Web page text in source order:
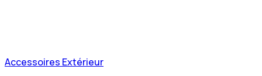
Accessoires Extérieur